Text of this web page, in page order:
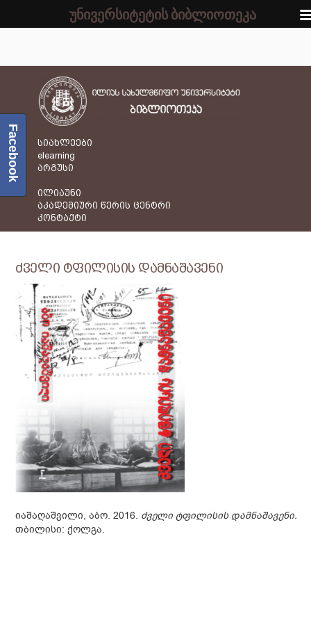
სიახლეები
elearning
არგუსი
ილიაუნი
აკადემიური წერის ცენტრი
კონტაქტი
ძველი ტფილისის დამნაშავენი
იაშაღაშვილი, აბო. 2016. ძველი ტფილისის დამნაშავენი.
თბილისი: ქოლგა.
Facebook
უნივერსიტეტის ბიბლიოთეკა